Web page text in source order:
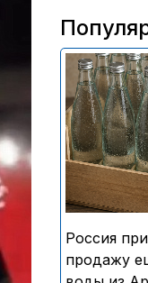
В
Россия
продажу